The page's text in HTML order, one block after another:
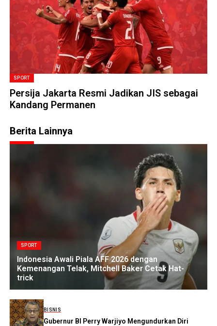
SPORT
Persija Jakarta Resmi Jadikan JIS sebagai
Kandang Permanen
Berita Lainnya
SPORT
Indonesia Awali Piala AFF 2026 dengan
Kemenangan Telak, Mitchell Baker Cetak Hat-
trick
BISNIS
Gubernur BI Perry Warjiyo Mengundurkan Diri